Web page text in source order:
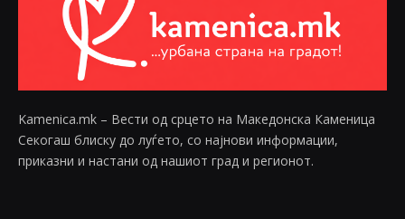
Kamenica.mk – Вести од срцето на Македонска Каменица
Секогаш блиску до луѓето, со најнови информации,
приказни и настани од нашиот град и регионот.